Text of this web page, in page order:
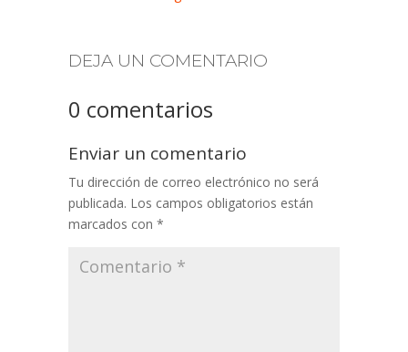
DEJA UN COMENTARIO
0 comentarios
Enviar un comentario
Tu dirección de correo electrónico no será
publicada. Los campos obligatorios están
marcados con *